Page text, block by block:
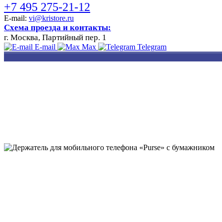
+7 495 275-21-12
E-mail: vi@kristore.ru
Схема проезда и контакты:
г. Москва, Партийный пер. 1
E-mail Max Telegram